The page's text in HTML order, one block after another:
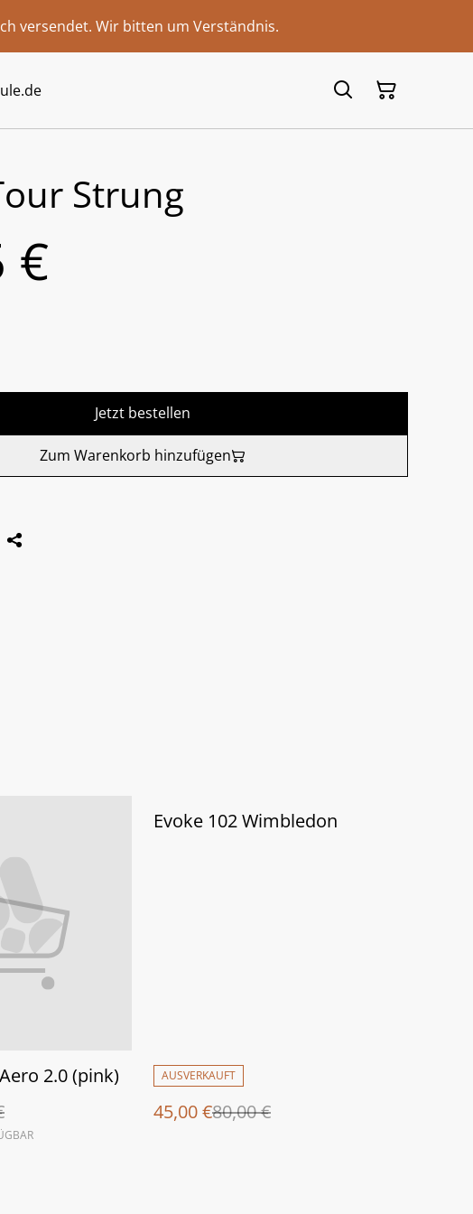
versendet. Wir bitten um Verständnis.
Strung
€
Jetzt bestellen
Zum Warenkorb hinzufügen
2.0 (pink)
%
Evoke 102 Wimbledon
AUSVERKAUFT
45,00 €80,00 €